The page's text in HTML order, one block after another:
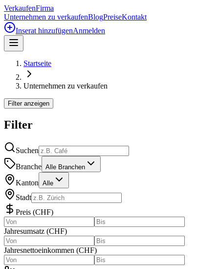
VerkaufenFirma
Unternehmen zu verkaufenBlogPreiseKontakt
Inserat hinzufügenAnmelden
Startseite
Unternehmen zu verkaufen
Filter anzeigen
Filter
Suchen
Branche Alle Branchen
Kanton Alle
Stadt
Preis (CHF)
Jahresumsatz (CHF)
Jahresnettoeinkommen (CHF)